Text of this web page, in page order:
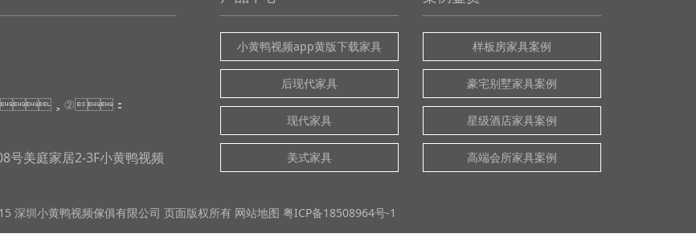
，②：
号美庭家居2-3F小黄鸭视频
小黄鸭视频app黄版下载家具
后现代家具
现代家具
美式家具
样板房家具案例
豪宅别墅家具案例
星级酒店家具案例
高端会所家具案例
深圳小黄鸭视频傢俱有限公司 页面版权所有 网站地图 粤ICP备18508964号-1